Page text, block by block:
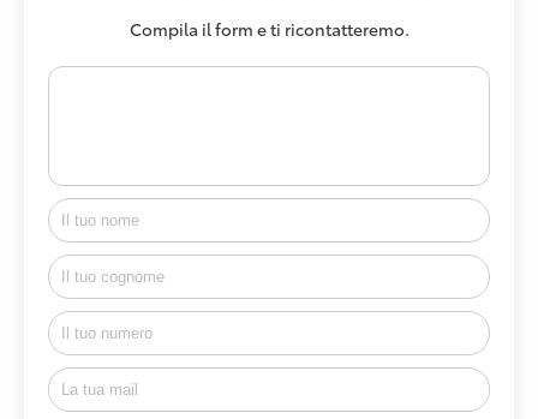
Compila il form e ti ricontatteremo.